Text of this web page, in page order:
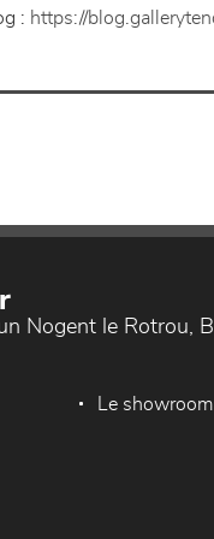
: https://
Nogent le Rotrou,
Le showroom